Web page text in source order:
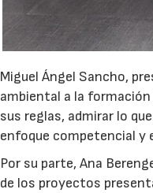
Miguel Ángel Sancho,
ambiental a la
sus reglas, admirar lo
enfoque competencial y
Por su parte, Ana
de los proyectos